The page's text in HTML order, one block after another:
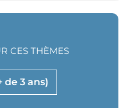
de 3 ans)
CES THÈMES